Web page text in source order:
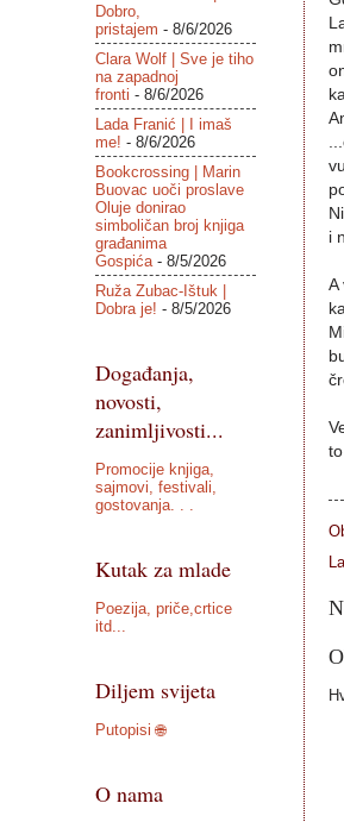
i
A
Dobro,
pristajem - 8/6/2026
Clara Wolf | Sve je tiho
na zapadnoj
fronti - 8/6/2026
Lada Franić | I imaš
me! - 8/6/2026
Bookcrossing | Marin
Buovac uoči proslave
Oluje donirao
simboličan broj knjiga
građanima
Gospića- 8/5/2026
Ruža Zubac-Ištuk |
Dobra je! - 8/5/2026
Događanja,
novosti,
zanimljivosti...
Promocije knjiga,
sajmovi, festivali,
gostovanja. . .
Kutak za mlade
Poezija, priče,crtice
itd...
Diljem svijeta
Putopisi 🌐
O nama